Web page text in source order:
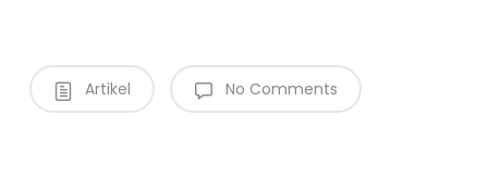
Artikel No Comments